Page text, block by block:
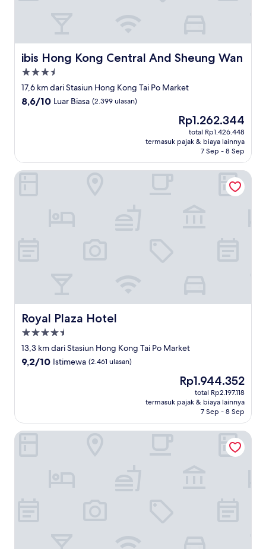
ibis Hong Kong Central And Sheung Wan
ibis Hong Kong Central And Sheung Wan
Properti
bintang
3.5
17,6 km dari Stasiun Hong Kong Tai Po Market
8.6
ulasan)
8,6/10 Luar Biasa (2.399 ulasan)
Harga
sekarang
Rp1.262.344
Rp1.262.344
total Rp1.426.448
termasuk pajak & biaya lainnya
7 Sep - 8 Sep
Royal Plaza Hotel
Royal Plaza Hotel
Properti
bintang
4.5
13,3 km dari Stasiun Hong Kong Tai Po Market
9.2
9,2/10 Istimewa (2.461 ulasan)
Harga
sekarang
Rp1.944.352
Rp1.944.352
total Rp2.197.118
termasuk pajak & biaya lainnya
7 Sep - 8 Sep
Royal Plaza Hotel
Hopewell Hotel